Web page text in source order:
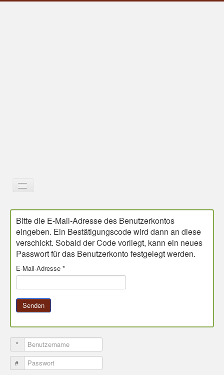
Kommt ihr Hund nicht zu ihnen
...kommen sie zu uns!
Hundeschule Trixi
Trixi in der Schule
Bitte die E-Mail-Adresse des Benutzerkontos
eingeben. Ein Bestätigungscode wird dann an diese
verschickt. Sobald der Code vorliegt, kann ein neues
Passwort für das Benutzerkonto festgelegt werden.
E-Mail-Adresse *
Senden
Benutzername
Passwort